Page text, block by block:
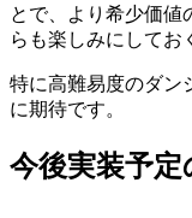
とで、
より希少価値
らも楽しみにしてお
特に高難易度のダン
に期待です。
今後実装予